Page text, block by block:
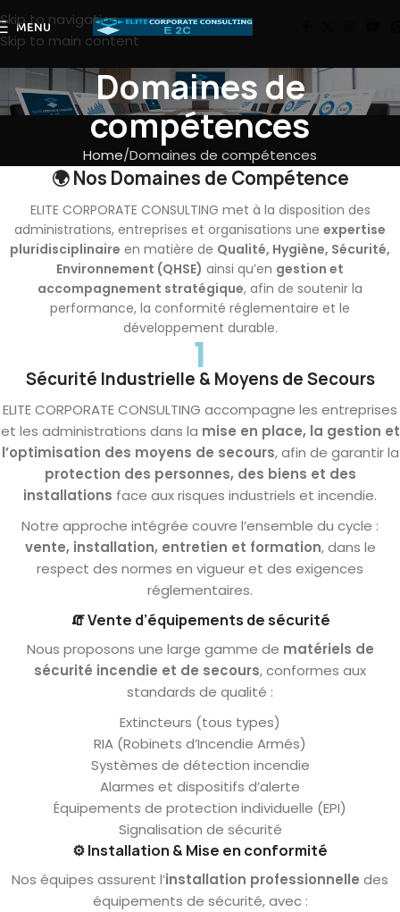
Skip to navigation
Skip to main content
MENU
Domaines de
compétences
Home Domaines de compétences
🌍 Nos Domaines de Compétence
ELITE CORPORATE CONSULTING met à la disposition des
administrations, entreprises et organisations une expertise
pluridisciplinaire en matière de Qualité, Hygiène, Sécurité,
Environnement (QHSE) ainsi qu’en gestion et
accompagnement stratégique, afin de soutenir la
performance, la conformité réglementaire et le
développement durable.
1
Sécurité Industrielle & Moyens de Secours
ELITE CORPORATE CONSULTING accompagne les entreprises
et les administrations dans la mise en place, la gestion et
l’optimisation des moyens de secours, afin de garantir la
protection des personnes, des biens et des
installations face aux risques industriels et incendie.
Notre approche intégrée couvre l’ensemble du cycle :
vente, installation, entretien et formation, dans le
respect des normes en vigueur et des exigences
réglementaires.
🧯Vente d’équipements de sécurité
Nous proposons une large gamme de matériels de
sécurité incendie et de secours, conformes aux
standards de qualité :
Extincteurs (tous types)
RIA (Robinets d’Incendie Armés)
Systèmes de détection incendie
Alarmes et dispositifs d’alerte
Équipements de protection individuelle (EPI)
Signalisation de sécurité
⚙️Installation & Mise en conformité
Nos équipes assurent l’installation professionnelle des
équipements de sécurité, avec :